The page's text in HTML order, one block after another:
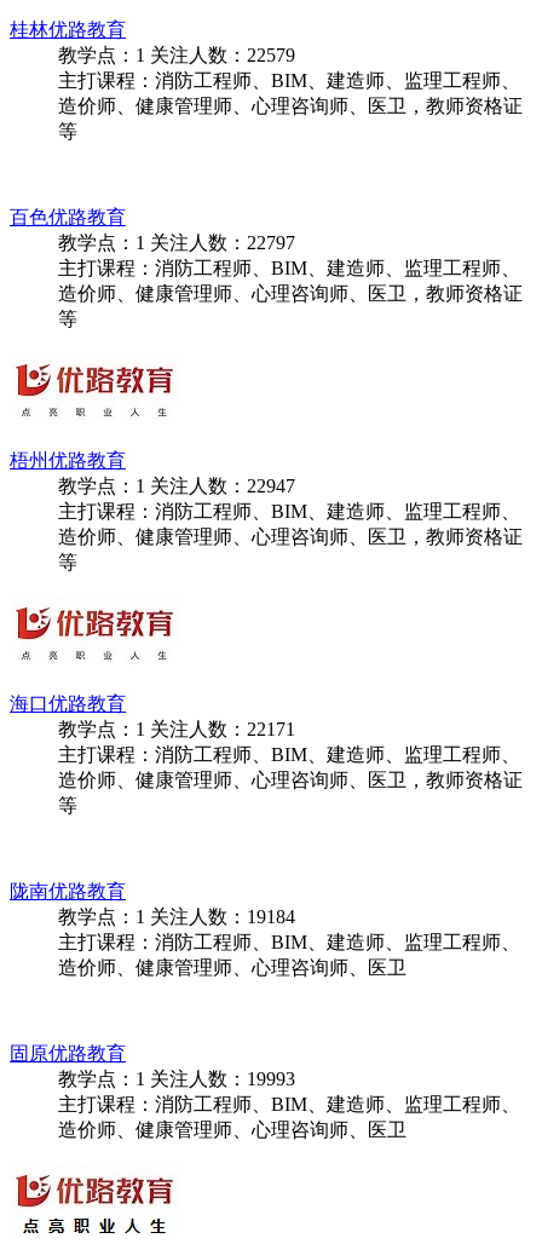
桂林优路教育
教学点： 1 关注人数： 22579
主打课程：消防工程师、BIM、建造师、监理工程师、
造价师、健康管理师、心理咨询师、医卫，教师资格证
等
百色优路教育
教学点： 1 关注人数：
22797
主打课程：消防工程师、BIM、建造师、监理工程师、
等
梧州优路教育
教学点： 1 关注人数：
22947
主打课程：消防工程师、BIM、建造师、监理工程师、
等
海口优路教育
教学点： 1 关注人数：
22171
主打课程：消防工程师、BIM、建造师、监理工程师、
陇南优路教育
教学点： 1 关注人数：
19184
固原优路教育
教学点： 1 关注人数：
19993
造价师、健康管理师、心理咨询师、医卫